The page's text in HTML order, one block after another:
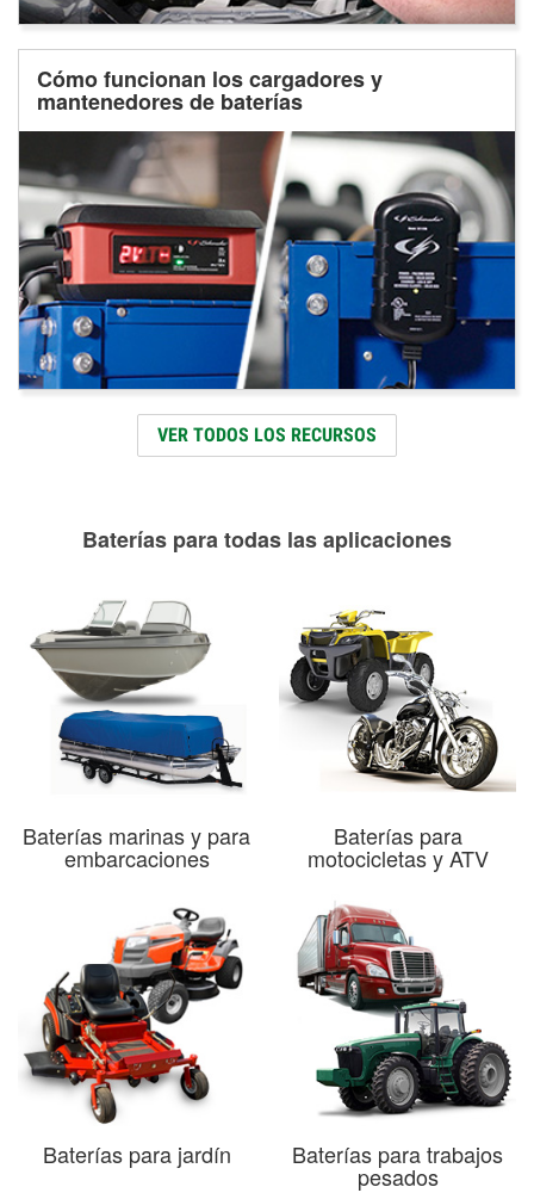
Cómo funcionan los cargadores y
mantenedores de baterías
VER TODOS LOS RECURSOS
Baterías para todas las aplicaciones
Baterías marinas y para
embarcaciones
Baterías para
motocicletas y ATV
Baterías para jardín Baterías para trabajos
pesados